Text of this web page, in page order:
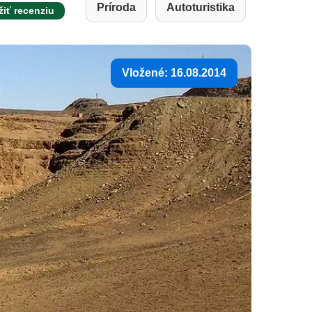
recenziu Príroda Autoturistika
Vložené: 16.08.2014